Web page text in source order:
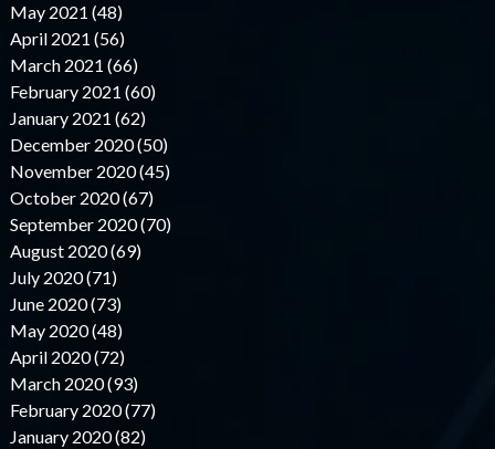
May 2021 (48)
April 2021 (56)
March 2021 (66)
February 2021 (60)
January 2021 (62)
December 2020 (50)
November 2020 (45)
October 2020 (67)
September 2020 (70)
August 2020 (69)
July 2020 (71)
June 2020 (73)
May 2020 (48)
April 2020 (72)
March 2020 (93)
February 2020 (77)
January 2020 (82)